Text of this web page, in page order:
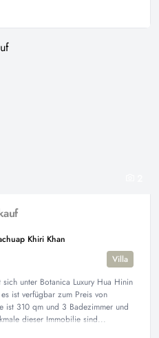
Khiri Khan
Villa
unter Botanica Luxury Hua Hinin
ist verfügbar zum Preis von
ist 310 qm und 3 Badezimmer und
dieser Immobilie sind...